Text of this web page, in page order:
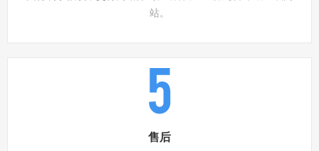
站。
5
售后